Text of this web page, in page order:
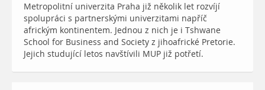
Metropolitní univerzita Praha již několik let rozvíjí
spolupráci s partnerskými univerzitami napříč
africkým kontinentem. Jednou z nich je i Tshwane
School for Business and Society z jihoafrické Pretorie.
Jejich studující letos navštívili MUP již potřetí.